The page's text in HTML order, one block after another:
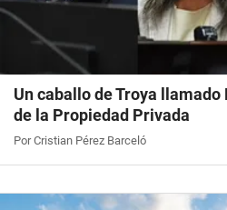
Un caballo de Troya
de la Propiedad Privada
Por Cristian Pérez Barceló